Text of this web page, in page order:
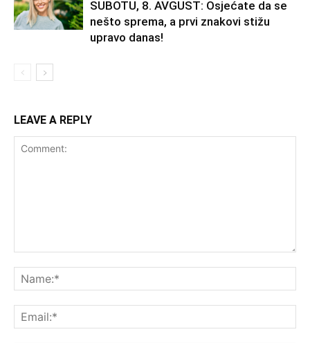
SUBOTU, 8. AVGUST: Osjećate da se
nešto sprema, a prvi znakovi stižu
upravo danas!
LEAVE A REPLY